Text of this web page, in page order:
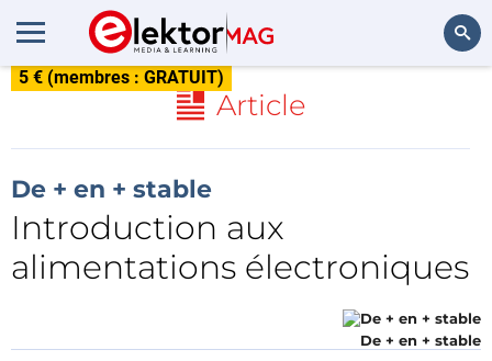
5 € (membres : GRATUIT)
Article
De + en + stable
Introduction aux
alimentations électroniques
De + en + stable